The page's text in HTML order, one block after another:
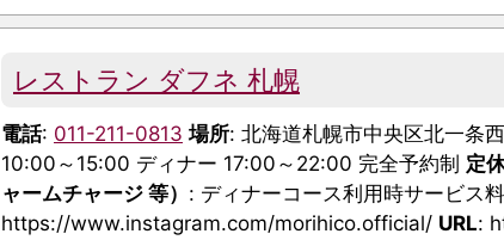
レストラン ダフネ 札幌
電話: 011-211-0813 場所: 北海道札幌市中央区北一条
10:00～15:00 ディナー 17:00～22:00 完全予約制 定
ャームチャージ 等） : ディナーコース利用時サービス
https://www.instagram.com/morihico.official/ URL: